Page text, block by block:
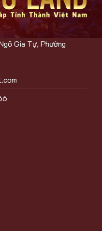
Gia Tự, Phường